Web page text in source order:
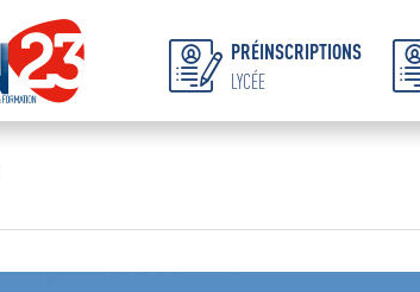
PRÉINSCRIPTIONS
LYCÉE